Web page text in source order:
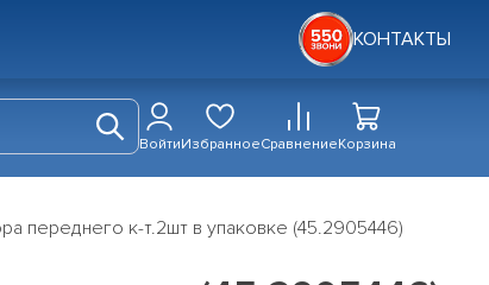
КОНТАКТЫ
ВойтиИзбранноеСравнениеКорзина
переднего к-т.2шт в упаковке (45.2905446)